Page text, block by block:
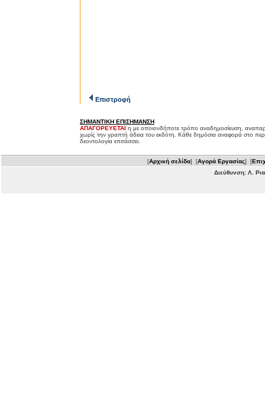
Επιστροφή
ΣΗΜΑΝΤΙΚΗ ΕΠΙΣΗΜΑΝΣΗ
ΑΠΑΓΟΡΕΥΕΤΑΙ η με οποιονδήποτε τρόπο αναδημοσίευση,
χωρίς την γραπτή άδεια του εκδότη. Κάθε δημόσια αναφορά στο
δεοντολογία επιτάσσει.
[Αρχική σελίδα] [Αγορά Εργασίας] [
Διεύθυνση: Λ.